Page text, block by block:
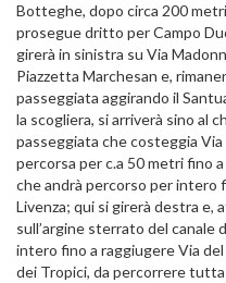
Botteghe, dopo circa 200 metri
prosegue dritto per Campo
girerà in sinistra su Via
Piazzetta Marchesan e,
passeggiata aggirando il
la scogliera, si arriverà sino al
passeggiata che costeggia Via
percorsa per c.a 50 metri fino
che andrà percorso per intero
Livenza; qui si girerà destra e,
sull’argine sterrato del canale
intero fino a raggiugere Via
dei Tropici, da percorrere